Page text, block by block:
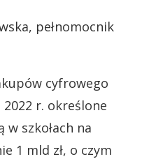
pełnomocnik
cyfrowego
r. określone
szkołach na
1 mld zł, o czym